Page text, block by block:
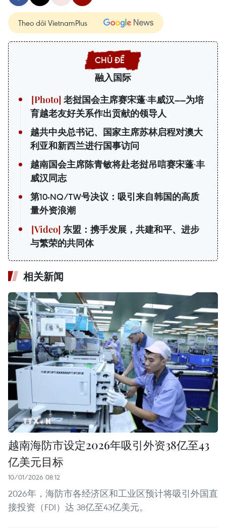
Theo dõi VietnamPlus
融入国际
老挝国会主席赛宋蓬·丰威汉——为培
育越老友好关系作出贡献的领导人
越共中央总书记、国家主席苏林启程对澳大
利亚和新西兰进行国事访问
越南国会主席陈青敏将赴老挝吊唁赛宋蓬·丰
威汉同志
第10-NQ/TW号决议：吸引来自韩国的高质
量外资浪潮
东盟：携手发展，共建和平、进步
与繁荣的共同体
相关新闻
越南海防市设定2026年吸引外资38亿至43
亿美元目标
10/01/2026 08:12
2026年，海防市各经济区和工业区预计将吸引外国直
接投资（FDI）达 38亿至43亿美元。